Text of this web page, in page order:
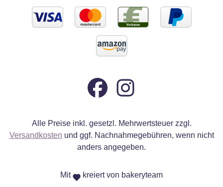
Alle Preise inkl. gesetzl. Mehrwertsteuer zzgl.
Versandkosten und ggf. Nachnahmegebühren, wenn nicht
anders angegeben.
Mit kreiert von bakeryteam